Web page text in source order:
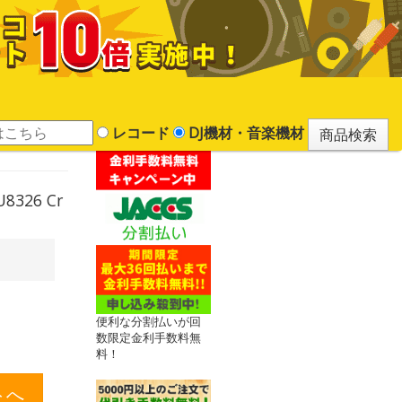
レコード DJ機材・音楽機材
便利な分割払いが回
数限定金利手数料無
料！
Cr